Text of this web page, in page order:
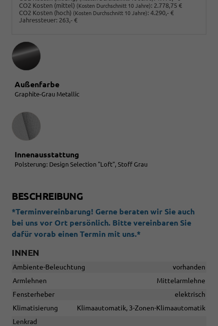
CO2 Kosten (mittel) (Kosten Durchschnitt 10 Jahre): 2.778,75 €
CO2 Kosten (hoch) (Kosten Durchschnitt 10 Jahre): 4.290,- €
Jahressteuer: 263,- €
Außenfarbe
Graphite-Grau Metallic
Innenausstattung
Innenausstattung
Polsterung: Design Selection "Loft", Stoff Grau
BESCHREIBUNG
*Terminvereinbarung! Gerne beraten wir Sie auch
bei uns vor Ort persönlich. Bitte vereinbaren Sie
dafür vorab einen Termin mit uns.*
INNEN
Ambiente-Beleuchtung
vorhanden
Armlehnen
Mittelarmlehne
Fensterheber
elektrisch
Klimatisierung
Klimaautomatik, 3-Zonen-Klimaautomatik
Lenkrad